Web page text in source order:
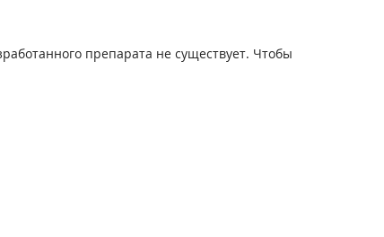
препарата не существует. Чтобы